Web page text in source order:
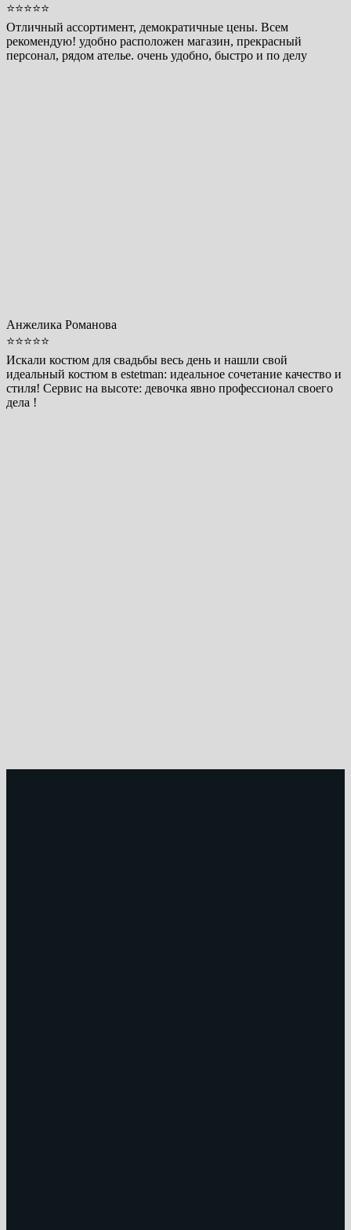
⭐⭐⭐⭐⭐
Отличный ассортимент, демократичные цены. Всем
рекомендую! удобно расположен магазин, прекрасный
персонал, рядом ателье. очень удобно, быстро и по делу
Анжелика Романова
⭐⭐⭐⭐⭐
Искали костюм для свадьбы весь день и нашли свой
идеальный костюм в estetman: идеальное сочетание качество и
стиля! Сервис на высоте: девочка явно профессионал своего
дела !